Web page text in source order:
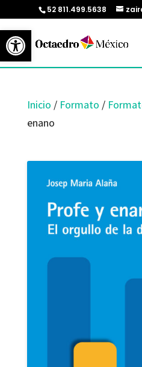
Abrir barra de herramientas
52 811.499.5638
Inicio / Formato /
enano